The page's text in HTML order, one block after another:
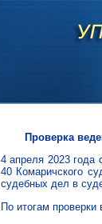
Проверка
4 апреля 2023 года
40 Комаричского
судебных дел в
По итогам проверки